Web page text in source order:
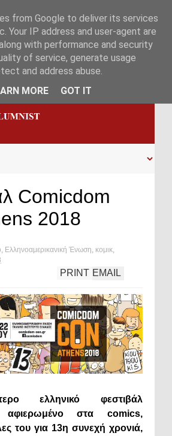
Comicdom
2018
, Ελληνοαμερικανική Ένωση, κομικ,
EMAIL
PRINT
ελληνικό φεστιβάλ
αφιερωμένο στα comics,
του για 13η συνεχή χρονιά,
from Google to deliver its services
Your IP address and user-agent are
with performance and security
of service, generate usage
and address abuse.
MORE
GOT IT